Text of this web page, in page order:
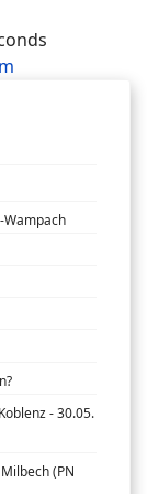
Wampach
- 30.05.
(PN